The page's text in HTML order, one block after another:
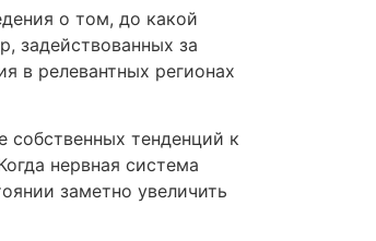
о том, до какой
задействованных за
в релевантных регионах
собственных тенденций к
нервная система
заметно увеличить